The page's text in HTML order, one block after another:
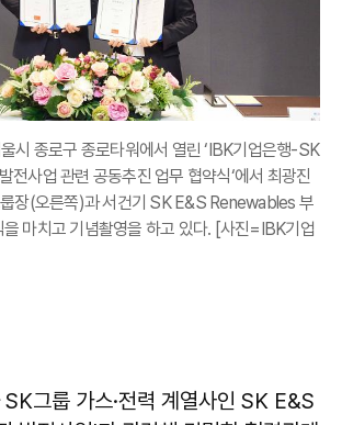
시 종로구 종로타워에서 열린 ‘IBK기업은행-SK
전사업 관련 공동추진 업무 협약식‘에서 최광진
장(오른쪽)과 서건기 SK E&S Renewables 부
마치고 기념촬영을 하고 있다. [사진=IBK기업
그룹 가스·전력 계열사인 SK E&S